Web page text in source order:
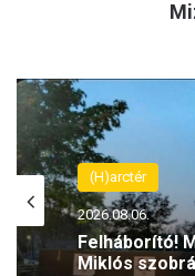
(H)arctér
2026.08.06.
Felháborító!
Miklós